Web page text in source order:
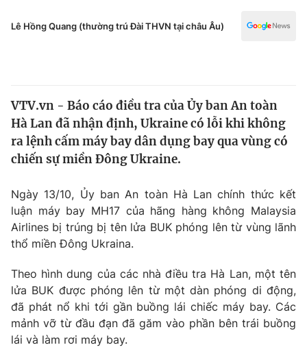
Thế giới
Tin tức
Thế giới đó đây
Câu chuyện quốc tế
Tài chính
Thị trường
Dữ liệu và đời sống
Phim VTV
Hậu trường
Nhân vật
Giải trí
Điện ảnh
Đời sống
Y tế
Lê Hồng Quang (thường trú Đài THVN tại châu Âu)
VTV.vn - Báo cáo điều tra của Ủy ban An toàn
Hà Lan đã nhận định, Ukraine có lỗi khi không
ra lệnh cấm máy bay dân dụng bay qua vùng có
chiến sự miền Đông Ukraine.
Ngày 13/10, Ủy ban An toàn Hà Lan chính thức kết
luận máy bay MH17 của hãng hàng không Malaysia
Airlines bị trúng bị tên lửa BUK phóng lên từ vùng lãnh
thổ miền Đông Ukraina.
Theo hình dung của các nhà điều tra Hà Lan, một tên
lửa BUK được phóng lên từ một dàn phóng di động,
đã phát nổ khi tới gần buồng lái chiếc máy bay. Các
mảnh vỡ từ đầu đạn đã găm vào phần bên trái buồng
lái và làm rơi máy bay.